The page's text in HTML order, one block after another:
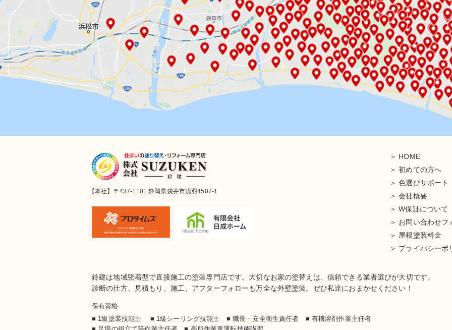
【本社】〒437-1101 静岡県袋井市浅羽4507-1
HOME
初めての方へ
色選びサポート
会社概要
W保証について
お問い合わせフ
屋根塗装料金
プライバシーポ
鈴建は地域密着型で直接施工の塗装専門店です。大切なお家の塗替えは、信頼できる業者選びが大切です。
診断の仕方、見積もり、施工、アフターフォローも万全な外壁塗装。ぜひ私達におまかせください！
保有資格
■ 1級塗装技能士 ■ 1級シーリング技能士 ■ 職長・安全衛生責任者 ■ 有機溶剤作業主任者